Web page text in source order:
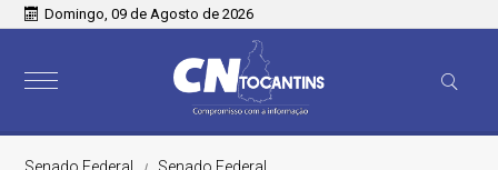
Domingo, 09 de Agosto de 2026